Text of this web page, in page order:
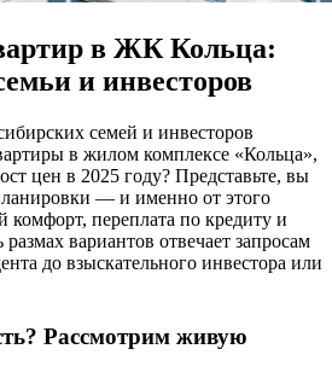
в ЖК Кольца:
и инвесторов
семей и инвесторов
в жилом комплексе «Кольца»,
цен в 2025 году? Представьте, вы
— и именно от этого
комфорт, переплата по кредиту и
вариантов отвечает запросам
до взыскательного инвестора или
Рассмотрим живую